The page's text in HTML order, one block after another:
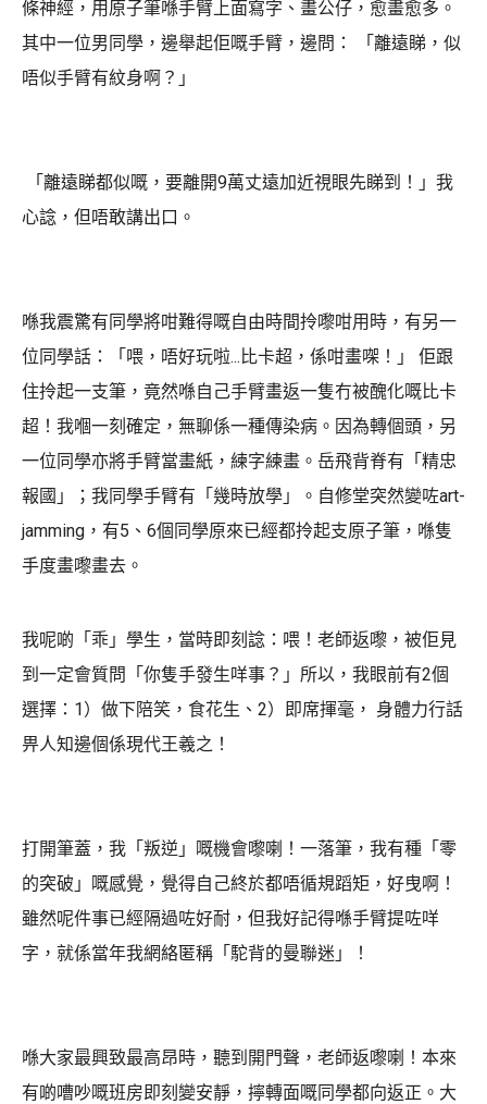
條神經，用原子筆喺手臂上面寫字、畫公仔，愈畫愈多。
其中一位男同學，邊舉起佢嘅手臂，邊問： 「離遠睇，似
唔似手臂有紋身啊？」
「離遠睇都似嘅，要離開9萬丈遠加近視眼先睇到！」我
心諗，但唔敢講出口。
喺我震驚有同學將咁難得嘅自由時間拎嚟咁用時，有另一
位同學話：「喂，唔好玩啦...比卡超，係咁畫㗎！」 佢跟
住拎起一支筆，竟然喺自己手臂畫返一隻冇被醜化嘅比卡
超！我嗰一刻確定，無聊係一種傳染病。因為轉個頭，另
一位同學亦將手臂當畫紙，練字練畫。岳飛背脊有「精忠
報國」；我同學手臂有「幾時放學」。自修堂突然變咗art-
jamming，有5、6個同學原來已經都拎起支原子筆，喺隻
手度畫嚟畫去。
我呢啲「乖」學生，當時即刻諗：喂！老師返嚟，被佢見
到一定會質問「你隻手發生咩事？」所以，我眼前有2個
選擇：1）做下陪笑，食花生、2）即席揮毫， 身體力行話
畀人知邊個係現代王羲之！
打開筆蓋，我「叛逆」嘅機會嚟喇！一落筆，我有種「零
的突破」嘅感覺，覺得自己終於都唔循規蹈矩，好曳啊！
雖然呢件事已經隔過咗好耐，但我好記得喺手臂提咗咩
字，就係當年我網絡匿稱「駝背的曼聯迷」！
喺大家最興致最高昂時，聽到開門聲，老師返嚟喇！本來
有啲嘈吵嘅班房即刻變安靜，擰轉面嘅同學都向返正。大